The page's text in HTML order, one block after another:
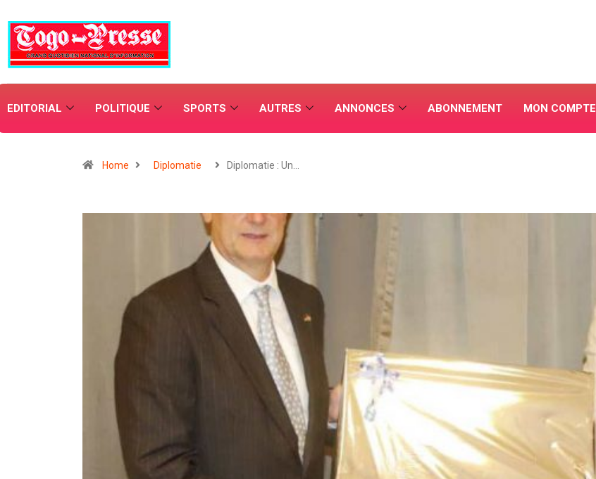
EDITORIAL POLITIQUE SPORTS AUTRES ANNONCES ABONNEMENT MON COMPTE
Home Diplomatie Diplomatie : Un…